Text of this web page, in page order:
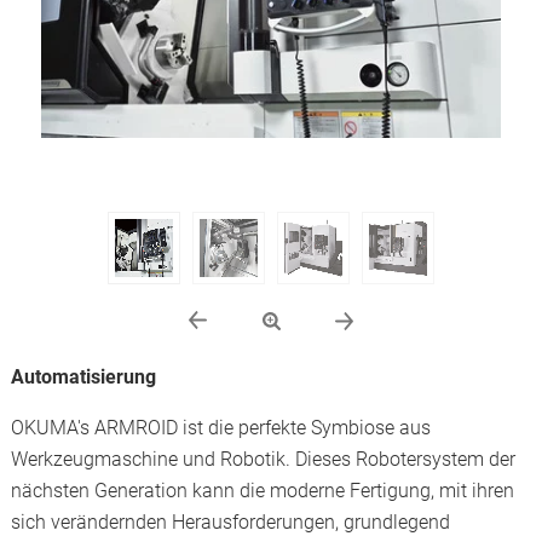
Automatisierung
OKUMA's ARMROID ist die perfekte Symbiose aus
Werkzeugmaschine und Robotik. Dieses Robotersystem der
nächsten Generation kann die moderne Fertigung, mit ihren
sich verändernden Herausforderungen, grundlegend